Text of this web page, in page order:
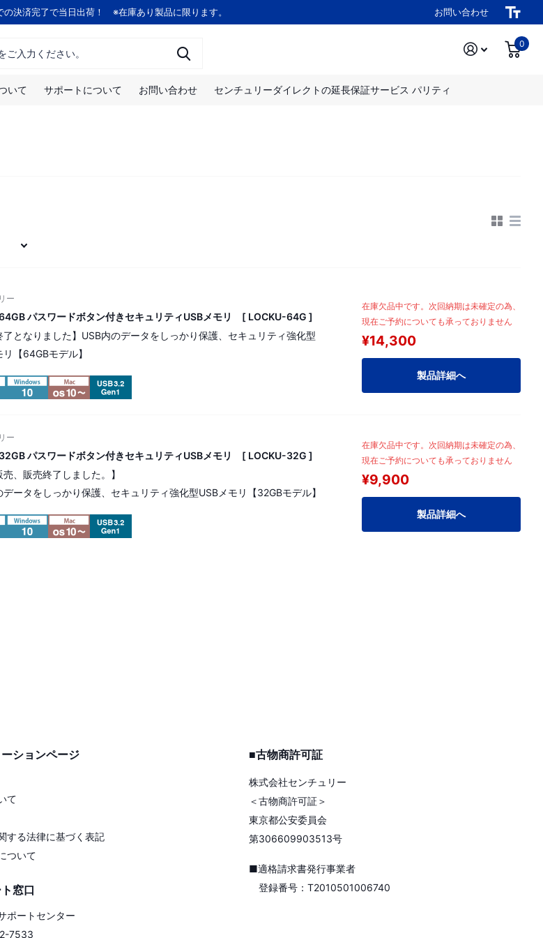
の決済完了で当日出荷！ ※在庫あり製品に限ります。 お問い合わせ
0
いて サポートについて お問い合わせ センチュリーダイレクトの延長保証サービス パリティ
ー
パスワードボタン付きセキュリティUSBメモリ [ LOCKU-64G ]
了となりました】USB内のデータをしっかり保護、セキュリティ強化型
リ【64GBモデル】
在庫欠品中です。次回納期は未確定の為、
現在ご予約についても承っておりません
¥14,300
製品詳細へ
ー
パスワードボタン付きセキュリティUSBメモリ [ LOCKU-32G ]
売、販売終了しました。】
データをしっかり保護、セキュリティ強化型USBメモリ【32GBモデル】
在庫欠品中です。次回納期は未確定の為、
現在ご予約についても承っておりません
¥9,900
製品詳細へ
ションページ
て
する法律に基づく表記
ついて
窓口
ポートセンター
7533
■古物商許可証
株式会社センチュリー
＜古物商許可証＞
東京都公安委員会
第306609903513号
■適格請求書発行事業者
登録番号：T2010501006740